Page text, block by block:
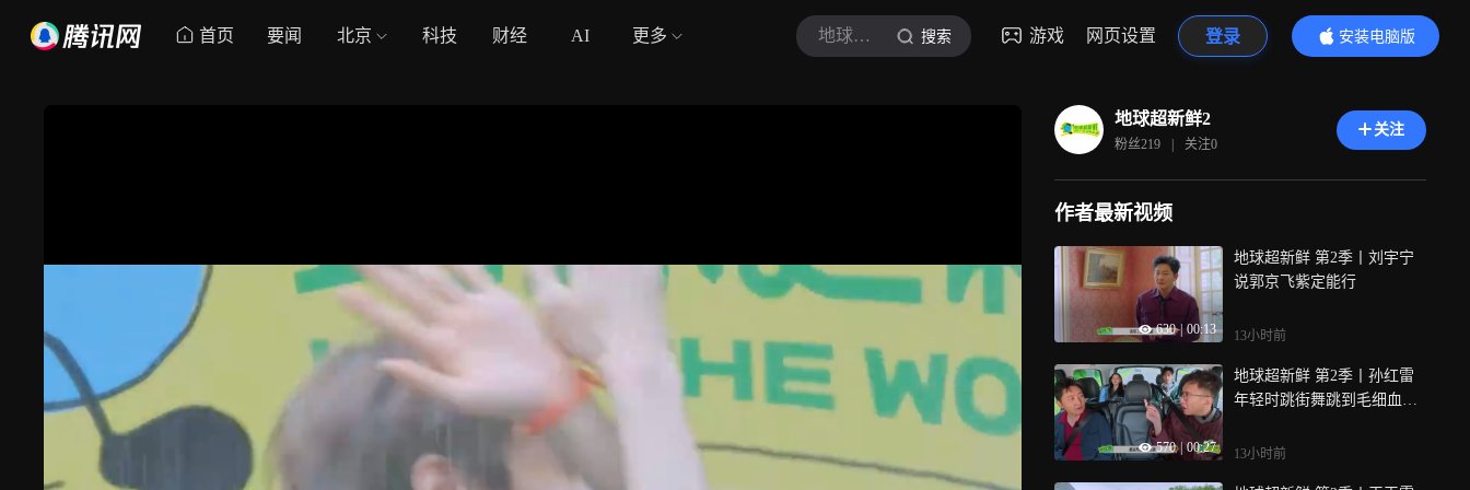
首页 要闻 北京 科技 财经 AI 更多 地球超新鲜2 搜索 游戏 网页设置 登录
安装电脑版
内容更精彩
地球超新鲜2
粉丝219 | 关注0
关注
作者最新视频
630 | 00:13
地球超新鲜 第2季丨刘宇宁
说郭京飞紫定能行
13小时前
570 00:27
地球超新鲜 第2季丨孙红雷
年轻时跳街舞跳到毛细血管
13小时前